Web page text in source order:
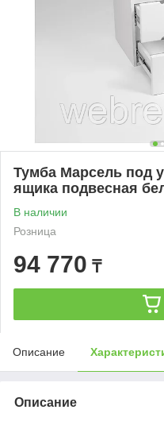
Тумба Марсель под
ящика подвесная
В наличии
Розница
94 770 ₸
Описание
Описание